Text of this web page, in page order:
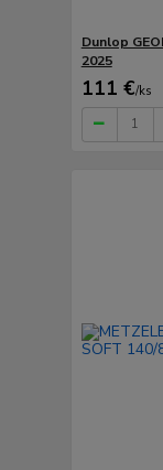
Dunlop
2025
111 €/ks